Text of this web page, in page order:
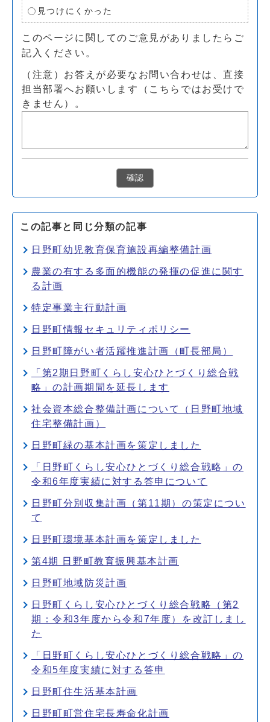
見つけにくかった
このページに関してのご意見がありましたらご
記入ください。
（注意）お答えが必要なお問い合わせは、直接
担当部署へお願いします（こちらではお受けで
きません）。
確認
この記事と同じ分類の記事
日野町幼児教育保育施設再編整備計画
農業の有する多面的機能の発揮の促進に関す
る計画
特定事業主行動計画
日野町情報セキュリティポリシー
日野町障がい者活躍推進計画（町長部局）
「第2期日野町くらし安心ひとづくり総合戦
略」の計画期間を延長します
社会資本総合整備計画について（日野町地域
住宅整備計画）
日野町緑の基本計画を策定しました
「日野町くらし安心ひとづくり総合戦略」の
令和6年度実績に対する答申について
日野町分別収集計画（第11期）の策定につい
て
日野町環境基本計画を策定しました
第4期 日野町教育振興基本計画
日野町地域防災計画
日野町くらし安心ひとづくり総合戦略（第2
期：令和3年度から令和7年度）を改訂しまし
た
「日野町くらし安心ひとづくり総合戦略」の
令和5年度実績に対する答申
日野町住生活基本計画
日野町町営住宅長寿命化計画